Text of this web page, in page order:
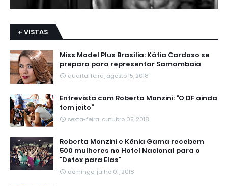
+ VISTAS
Miss Model Plus Brasília: Kátia Cardoso se
prepara para representar Samambaia
quarta-feira, agosto 15, 2018
Entrevista com Roberta Monzini: "O DF ainda
tem jeito"
sexta-feira, outubro 05, 2018
Roberta Monzini e Kênia Gama recebem
500 mulheres no Hotel Nacional para o
"Detox para Elas"
domingo, julho 01, 2018